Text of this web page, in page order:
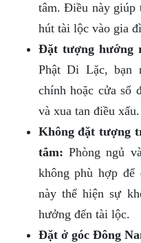
tâm. Điều này giúp
hút tài lộc vào gia
Đặt tượng hướng
Phật Di Lặc, bạn
chính hoặc cửa sổ
và xua tan điều xấu.
Không đặt tượng
tắm: Phòng ngủ
không phù hợp
này thể hiện sự
hưởng đến tài lộc.
Đặt ở góc Đông